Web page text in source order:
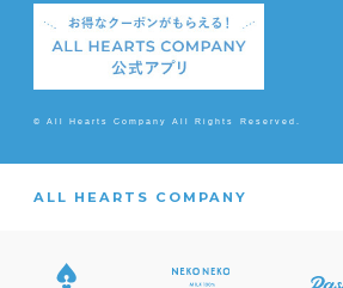
© All Hearts Company All Rights Reserved.
ALL HEARTS COMPANY